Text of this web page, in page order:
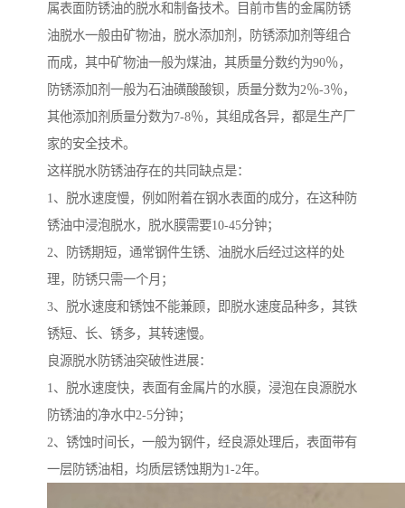
属表面防锈油的脱水和制备技术。目前市售的金属防锈
油脱水一般由矿物油，脱水添加剂，防锈添加剂等组合
而成，其中矿物油一般为煤油，其质量分数约为90％，
防锈添加剂一般为石油磺酸酸钡，质量分数为2％-3％，
其他添加剂质量分数为7-8％，其组成各异，都是生产厂
家的安全技术。
这样脱水防锈油存在的共同缺点是：
1、脱水速度慢，例如附着在钢水表面的成分，在这种防
锈油中浸泡脱水，脱水膜需要10-45分钟；
2、防锈期短，通常钢件生锈、油脱水后经过这样的处
理，防锈只需一个月；
3、脱水速度和锈蚀不能兼顾，即脱水速度品种多，其铁
锈短、长、锈多，其转速慢。
良源脱水防锈油突破性进展：
1、脱水速度快，表面有金属片的水膜，浸泡在良源脱水
防锈油的净水中2-5分钟；
2、锈蚀时间长，一般为钢件，经良源处理后，表面带有
一层防锈油相，均质层锈蚀期为1-2年。